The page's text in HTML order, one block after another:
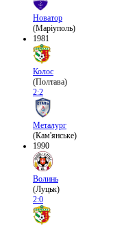
Новатор
(Маріуполь)
1981
Колос
(Полтава)
2:2
Металург
(Кам'янське)
1990
Волинь
(Луцьк)
2:0